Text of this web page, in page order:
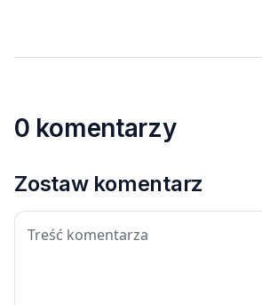
0 komentarzy
Zostaw komentarz